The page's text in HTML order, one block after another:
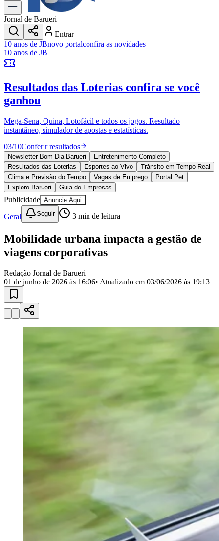
Dia a Dia & Lazer
Transportes
Gastronomia
Cinema & Shows
JogosNovo
Anuncie no Portal
Cadastrar Empresa
Divulgar Vagas
Política
Esportes
Saúde
Segurança
Cultura
Meio Ambiente
Obras
Educação
Bairros de Barueri
Selecione sua regiãoPara notícias da sua região
JubranBelvalBethavilleBoa
VistaCalifórnia CarapicuíbaCentroChácaras MarcoCidades da
Região
Militar
Califórnia Jardim dos Altos
Esperança Jardim Graziela
Jardim Paulista
Jardim São Pedro
MutingaNova Aldeinha
Parque dos
Parque Santa Luzia Parque Viana
Pirapora
Recanto PhrynéaSantana de
Vale do Sol Vila Barros
Vila
Vila Nossa Sra. da
Publicidade Legal
Turismo
Parques & Represas
OsascoCarapicuíbaJandiraItapeviCotiaPirapora
Araçariguama CajamarCaieirasFranco da
Jornal de Barueri
Entrar
10 anos de JBnovo portalconfira as novidades
10 anos de JB
Resultados das Loterias confira se você
ganhou
Mega-Sena, Quina, Lotofácil e todos os jogos. Resultado
instantâneo, simulador de apostas e estatísticas.
03/10Conferir resultados
Newsletter Bom Dia Barueri
Entretenimento Completo
Resultados das Loterias
Esportes ao Vivo
Trânsito em Tempo Real
Clima e Previsão do Tempo
Vagas de Emprego
Portal Pet
Explore Barueri
Guia de Empresas
Publicidade Anuncie Aqui
Geral Seguir 3 min de leitura
Mobilidade urbana impacta a gestão de
viagens corporativas
Redação Jornal de Barueri
01 de junho de 2026 às 16:06• Atualizado em 03/06/2026 às 19:13